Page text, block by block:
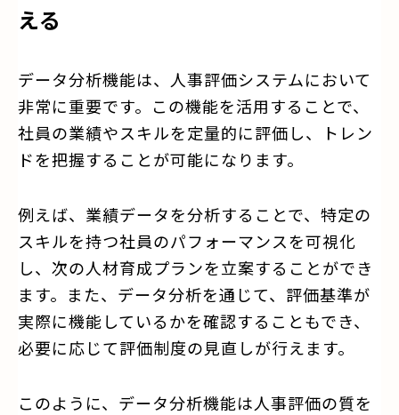
える
データ分析機能は、人事評価システムにおいて
非常に重要です。この機能を活用することで、
社員の業績やスキルを定量的に評価し、トレン
ドを把握することが可能になります。
例えば、業績データを分析することで、特定の
スキルを持つ社員のパフォーマンスを可視化
し、次の人材育成プランを立案することができ
ます。また、データ分析を通じて、評価基準が
実際に機能しているかを確認することもでき、
必要に応じて評価制度の見直しが行えます。
このように、データ分析機能は人事評価の質を